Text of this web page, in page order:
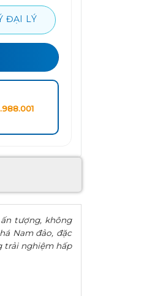
ĐẠI LÝ
tượng, không
Nam đảo, đặc
trải nghiệm hấp